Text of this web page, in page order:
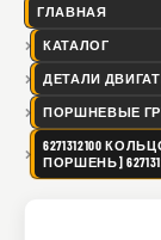
ГЛАВНАЯ
КАТАЛОГ
ДЕТАЛИ
ПОРШНЕВЫЕ
6271312100
ПОРШЕНЬ]